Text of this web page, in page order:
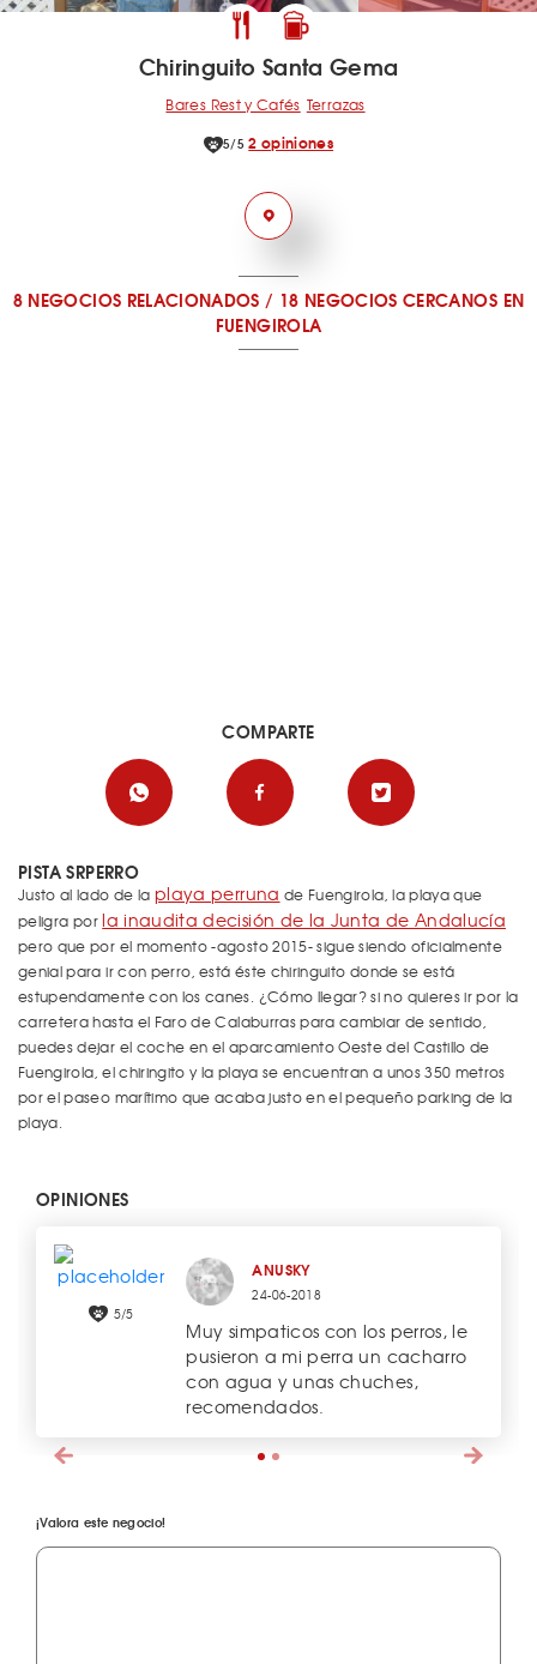
Chiringuito Santa Gema
Bares Rest y Cafés Terrazas
5/5 2 opiniones
8 NEGOCIOS RELACIONADOS / 18 NEGOCIOS CERCANOS EN
FUENGIROLA
PISTA SRPERRO
Justo al lado de la playa perruna de Fuengirola, la playa que
peligra porla inaudita decisión de la Junta de Andalucía
pero que por el momento -agosto 2015- sigue siendo oficialmente
genial para ir con perro, está éste chiringuito donde se está
estupendamente con los canes. ¿Cómo llegar? si no quieres ir por la
carretera hasta el Faro de Calaburras para cambiar de sentido,
puedes dejar el coche en el aparcamiento Oeste del Castillo de
Fuengirola, el chiringito y la playa se encuentran a unos 350 metros
por el paseo marítimo que acaba justo en el pequeño parking de la
playa.
OPINIONES
5/5
ANUSKY
24-06-2018
Muy simpaticos con los perros, le
pusieron a mi perra un cacharro
con agua y unas chuches,
recomendados.
¡Valora este negocio!
COMPARTE